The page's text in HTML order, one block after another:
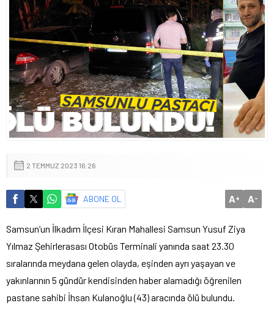
2 TEMMUZ 2023 16:26
ABONE OL A+ A-
Samsun’un İlkadım İlçesi Kıran Mahallesi Samsun Yusuf Ziya
Yılmaz Şehirlerasası Otobüs Terminali yanında saat 23.30
sıralarında meydana gelen olayda, eşinden ayrı yaşayan ve
yakınlarının 5 gündür kendisinden haber alamadığı öğrenilen
pastane sahibi İhsan Kulanoğlu (43) aracında ölü bulundu.